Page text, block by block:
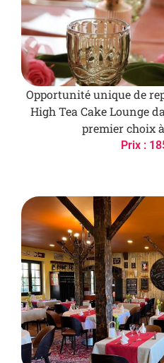
Opportunité unique de
High Tea Cake Lounge
premier choix
Prix :